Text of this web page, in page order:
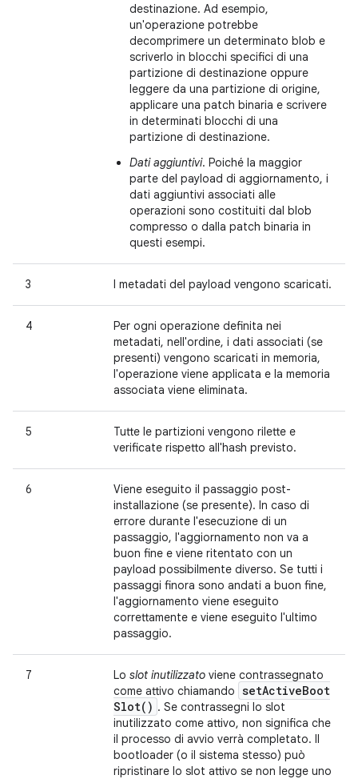
destinazione. Ad esempio,
un'operazione potrebbe
decomprimere un determinato blob e
scriverlo in blocchi specifici di una
partizione di destinazione oppure
leggere da una partizione di origine,
applicare una patch binaria e scrivere
in determinati blocchi di una
partizione di destinazione.
Dati aggiuntivi. Poiché la maggior
parte del payload di aggiornamento, i
dati aggiuntivi associati alle
operazioni sono costituiti dal blob
compresso o dalla patch binaria in
questi esempi.
3 I metadati del payload vengono scaricati.
4
Per ogni operazione definita nei
metadati, nell'ordine, i dati associati (se
presenti) vengono scaricati in memoria,
l'operazione viene applicata e la memoria
associata viene eliminata.
5
Tutte le partizioni vengono rilette e
verificate rispetto all'hash previsto.
6
Viene eseguito il passaggio post-
installazione (se presente). In caso di
errore durante l'esecuzione di un
passaggio, l'aggiornamento non va a
buon fine e viene ritentato con un
payload possibilmente diverso. Se tutti i
passaggi finora sono andati a buon fine,
l'aggiornamento viene eseguito
correttamente e viene eseguito l'ultimo
passaggio.
7 Lo slot inutilizzato viene contrassegnato
come attivo chiamando setActiveBoot
Slot( ) . Se contrassegni lo slot
inutilizzato come attivo, non significa che
il processo di avvio verrà completato. Il
bootloader (o il sistema stesso) può
ripristinare lo slot attivo se non legge uno